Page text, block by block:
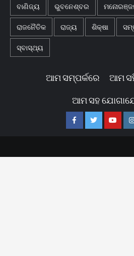
ବାଣିଜ୍ୟ ଭୁବନେଶ୍ବର
ରାଜନୈତିକ ରାଜ୍ୟ ଶିକ୍ଷା
ସ୍ବାସ୍ଥ୍ୟ
ଆମ ସମ୍ପର୍କରେ ଆମ
ଆମ ସହ
FacebookTwitter